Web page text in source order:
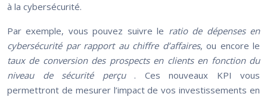
à la cybersécurité.
Par exemple, vous pouvez suivre le ratio de dépenses en
cybersécurité par rapport au chiffre d’affaires, ou encore le
taux de conversion des prospects en clients en fonction du
niveau de sécurité perçu . Ces nouveaux KPI vous
permettront de mesurer l’impact de vos investissements en